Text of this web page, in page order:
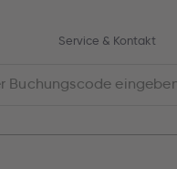
Service & Kontakt